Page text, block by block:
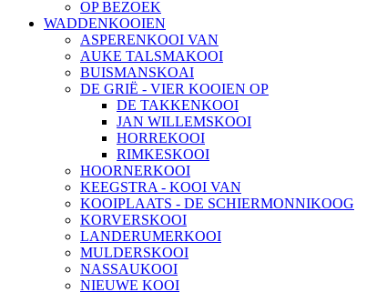
OP BEZOEK
WADDENKOOIEN
ASPERENKOOI VAN
AUKE TALSMAKOOI
BUISMANSKOAI
DE GRIË - VIER KOOIEN OP
DE TAKKENKOOI
JAN WILLEMSKOOI
HORREKOOI
RIMKESKOOI
HOORNERKOOI
KEEGSTRA - KOOI VAN
KOOIPLAATS - DE SCHIERMONNIKOOG
KORVERSKOOI
LANDERUMERKOOI
MULDERSKOOI
NASSAUKOOI
NIEUWE KOOI